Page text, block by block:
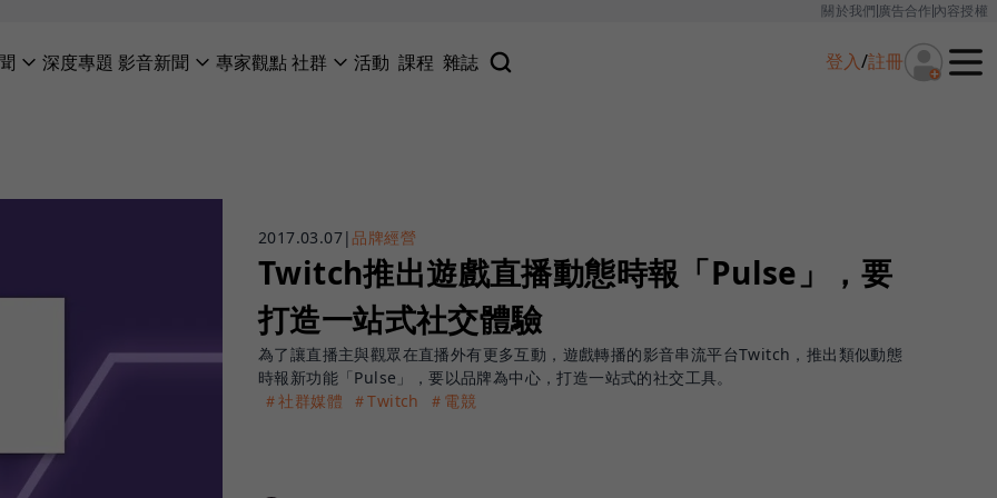
關於我們廣告合作內容授權
深度專題 影音新聞 專家觀點社群 活動 課程 雜誌 登入/註冊
2017.03.07| 品牌經營
Twitch推出遊戲直播動態時報「Pulse」，要
打造一站式社交體驗
為了讓直播主與觀眾在直播外有更多互動，遊戲轉播的影音串流平台Twitch，推出類似動態
時報新功能「Pulse」，要以品牌為中心，打造一站式的社交工具。
＃社群媒體
＃Twitch ＃電競